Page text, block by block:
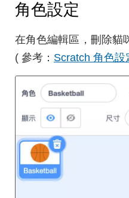
角色設定
在角色編輯區，刪除貓
( 參考： Scratch 角色設